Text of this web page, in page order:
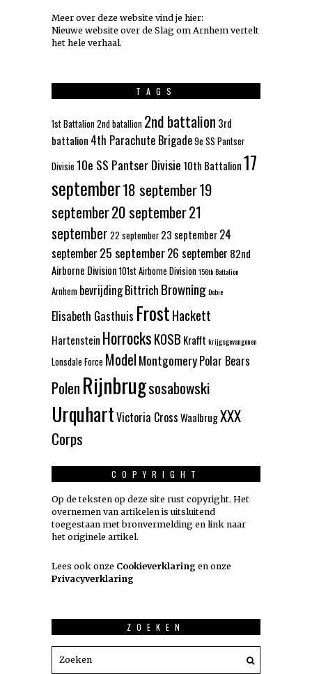
Meer over deze website vind je hier:
Nieuwe website over de Slag om Arnhem vertelt
het hele verhaal.
TAGS
1st Battalion2nd batallion 2nd battalion 3rd
battalion 4th Parachute Brigade9e SS Pantser
Divisie 10e SS Pantser Divisie 10th Battalion17
september18 september19
september20 september21
september 22 september 23 september24
september 25 september26 september 82nd
Airborne Division 101st Airborne Division156th Battalion
Arnhem bevrijdingBittrich BrowningDobie
Elisabeth Gasthuis FrostHackett
Hartenstein HorrocksKOSB Krafft krijgsgevangenen
Lonsdale Force ModelMontgomeryPolar Bears
PolenRijnbrugsosabowski
UrquhartVictoria CrossWaalbrugXXX
Corps
COPYRIGHT
Op de teksten op deze site rust copyright. Het
overnemen van artikelen is uitsluitend
toegestaan met bronvermelding en link naar
het originele artikel.
Lees ook onze Cookieverklaring en onze
Privacyverklaring
ZOEKEN